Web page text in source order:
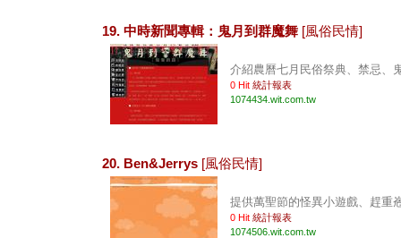
19. 中時新聞專輯：鬼月到群魔舞 [風俗民情]
介紹農曆七月民俗祭典、禁忌、
0 Hit 統計報表
1074434.wit.com.tw
20. Ben&Jerrys [風俗民情]
提供萬聖節的怪異小遊戲、趕重
0 Hit 統計報表
1074506.wit.com.tw